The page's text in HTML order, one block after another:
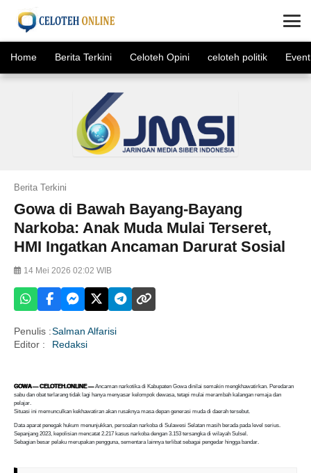
Home Berita Terkini Celoteh Opini celoteh politik Event
Berita Terkini
Gowa di Bawah Bayang-Bayang
Narkoba: Anak Muda Mulai Terseret,
HMI Ingatkan Ancaman Darurat Sosial
14 Mei 2026 02:02 WIB
Penulis :Salman Alfarisi
Editor :
Redaksi
GOWA — CELOTEH.ONLINE —Ancaman narkotika di Kabupaten Gowa dinilai semakin mengkhawatirkan. Peredaran
sabu dan obat terlarang tidak lagi hanya menyasar kelompok dewasa, tetapi mulai merambah kalangan remaja dan
pelajar.
Situasi ini memunculkan kekhawatiran akan rusaknya masa depan generasi muda di daerah tersebut.
Data aparat penegak hukum menunjukkan, persoalan narkoba di Sulawesi Selatan masih berada pada level serius.
Sepanjang 2023, kepolisian mencatat 2.217 kasus narkoba dengan 3.153 tersangka di wilayah Sulsel.
Sebagian besar pelaku merupakan pengguna, sementara lainnya terlibat sebagai pengedar hingga bandar.